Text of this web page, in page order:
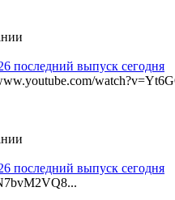
последний выпуск сегодня
последний выпуск сегодня